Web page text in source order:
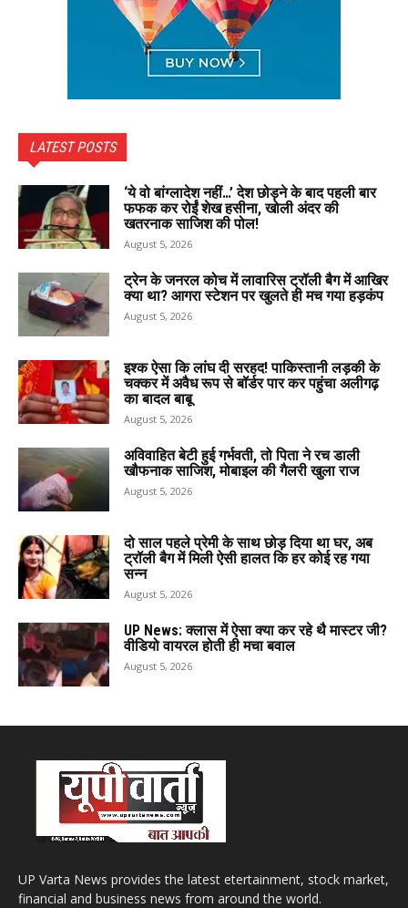
LATEST POSTS
‘ये वो बांग्लादेश नहीं…’ देश छोड़ने के बाद पहली बार
फफक कर रोईं शेख हसीना, खोली अंदर की
खतरनाक साजिश की पोल!
August 5, 2026
ट्रेन के जनरल कोच में लावारिस ट्रॉली बैग में आखिर
क्या था? आगरा स्टेशन पर खुलते ही मच गया हड़कंप
August 5, 2026
इश्क ऐसा कि लांघ दी सरहद! पाकिस्तानी लड़की के
चक्कर में अवैध रूप से बॉर्डर पार कर पहुंचा अलीगढ़
का बादल बाबू
August 5, 2026
अविवाहित बेटी हुई गर्भवती, तो पिता ने रच डाली
खौफनाक साजिश, मोबाइल की गैलरी खुला राज
August 5, 2026
दो साल पहले प्रेमी के साथ छोड़ दिया था घर, अब
ट्रॉली बैग में मिली ऐसी हालत कि हर कोई रह गया
सन्न
August 5, 2026
UP News: क्लास में ऐसा क्या कर रहे थै मास्टर जी?
वीडियो वायरल होती ही मचा बवाल
August 5, 2026
UP Varta News provides the latest etertainment, stock market,
financial and business news from around the world.